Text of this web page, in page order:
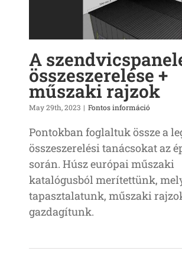
A
összeszerelése +
műszaki rajzok
May 29th, 2023 | Fontos információ
Pontokban foglaltuk össze a
összeszerelési tanácsokat az
során. Húsz európai műszaki
katalógusból merítettünk,
tapasztalatunk, műszaki
gazdagítunk.